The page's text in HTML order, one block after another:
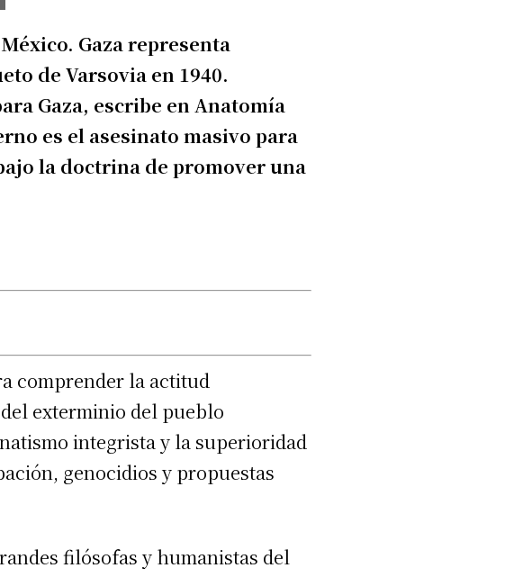
Gaza representa
de Varsovia en 1940.
Gaza, escribe en Anatomía
es el asesinato masivo para
la doctrina de promover una
comprender la actitud
exterminio del pueblo
integrista y la superioridad
genocidios y propuestas
filósofas y humanistas del